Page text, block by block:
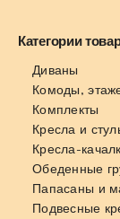
Категории
Диваны
Комоды,
Комплекты
Кресла и
Кресла-
Обеденные
Папасаны и
Подвесные